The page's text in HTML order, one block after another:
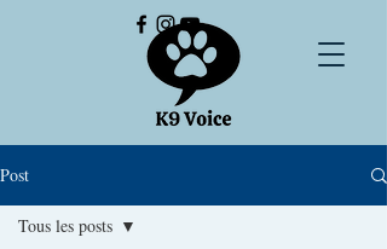
Post
Tous les posts